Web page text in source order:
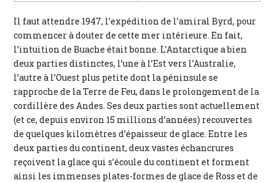
Il faut attendre 1947, l’expédition de l’amiral Byrd, pour
commencer à douter de cette mer intérieure. En fait,
l’intuition de Buache était bonne. L’Antarctique a bien
deux parties distinctes, l’une à l’Est vers l’Australie,
l’autre à l’Ouest plus petite dont la péninsule se
rapproche de la Terre de Feu, dans le prolongement de la
cordillère des Andes. Ses deux parties sont actuellement
(et ce, depuis environ 15 millions d’années) recouvertes
de quelques kilomètres d’épaisseur de glace. Entre les
deux parties du continent, deux vastes échancrures
reçoivent la glace qui s’écoule du continent et forment
ainsi les immenses plates-formes de glace de Ross et de